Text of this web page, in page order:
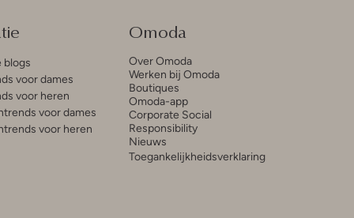
blogs
voor dames
voor heren
voor dames
voor heren
Omoda
Over Omoda
Werken bij Omoda
Boutiques
Omoda-app
Corporate Social
Responsibility
Nieuws
Toegankelijkheidsverklaring